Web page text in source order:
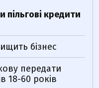
пільгові кредити
бізнес
передати
18-60 років